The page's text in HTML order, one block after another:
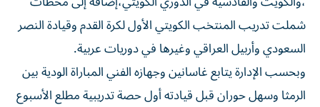
شملت تدريب المنتخب الكويتي الأول لكرة القدم وقيادة النصر
السعودي وأربيل العراقي وغيرها في دوريات عربية.
وبحسب الإدارة يتابع غاسانين وجهازه الفني المباراة الودية بين
الرمثا وسهل حوران قبل قيادته أول حصة تدريبية مطلع الأسبوع